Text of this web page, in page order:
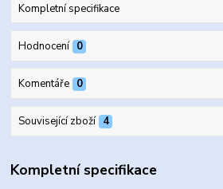
Kompletní specifikace
Hodnocení 0
Komentáře 0
Související zboží 4
Kompletní specifikace